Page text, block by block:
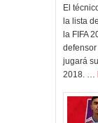
El
la lista
la FIFA
jugará
2018. …